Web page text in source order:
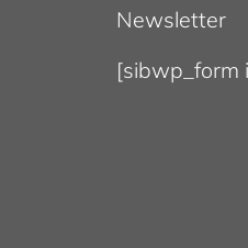
Newsletter
[sibwp_form